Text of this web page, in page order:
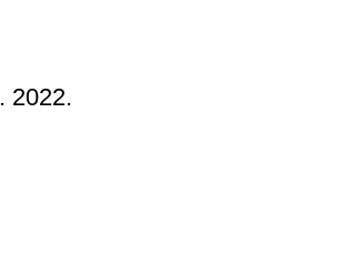
2022.